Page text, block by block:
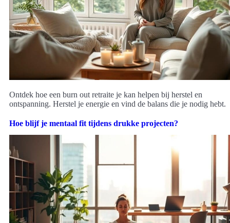
Ontdek hoe een burn out retraite je kan helpen bij herstel en
ontspanning. Herstel je energie en vind de balans die je nodig hebt.
Hoe blijf je mentaal fit tijdens drukke projecten?